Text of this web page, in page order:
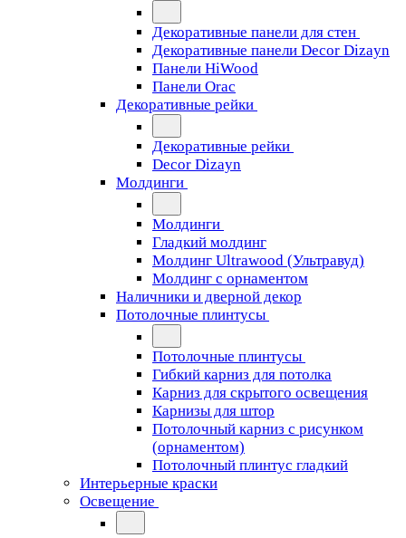
Декоративные панели для стен
Декоративные панели Decor Dizayn
Панели HiWood
Панели Orac
Декоративные рейки
Декоративные рейки
Decor Dizayn
Молдинги
Молдинги
Гладкий молдинг
Молдинг Ultrawood (Ультравуд)
Молдинг с орнаментом
Наличники и дверной декор
Потолочные плинтусы
Потолочные плинтусы
Гибкий карниз для потолка
Карниз для скрытого освещения
Карнизы для штор
Потолочный карниз с рисунком
(орнаментом)
Потолочный плинтус гладкий
Интерьерные краски
Освещение